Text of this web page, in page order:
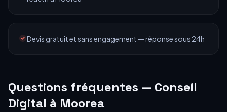
Devis gratuit et sans engagement — réponse sous 24h
Questions fréquentes — Conseil
Digital à Moorea